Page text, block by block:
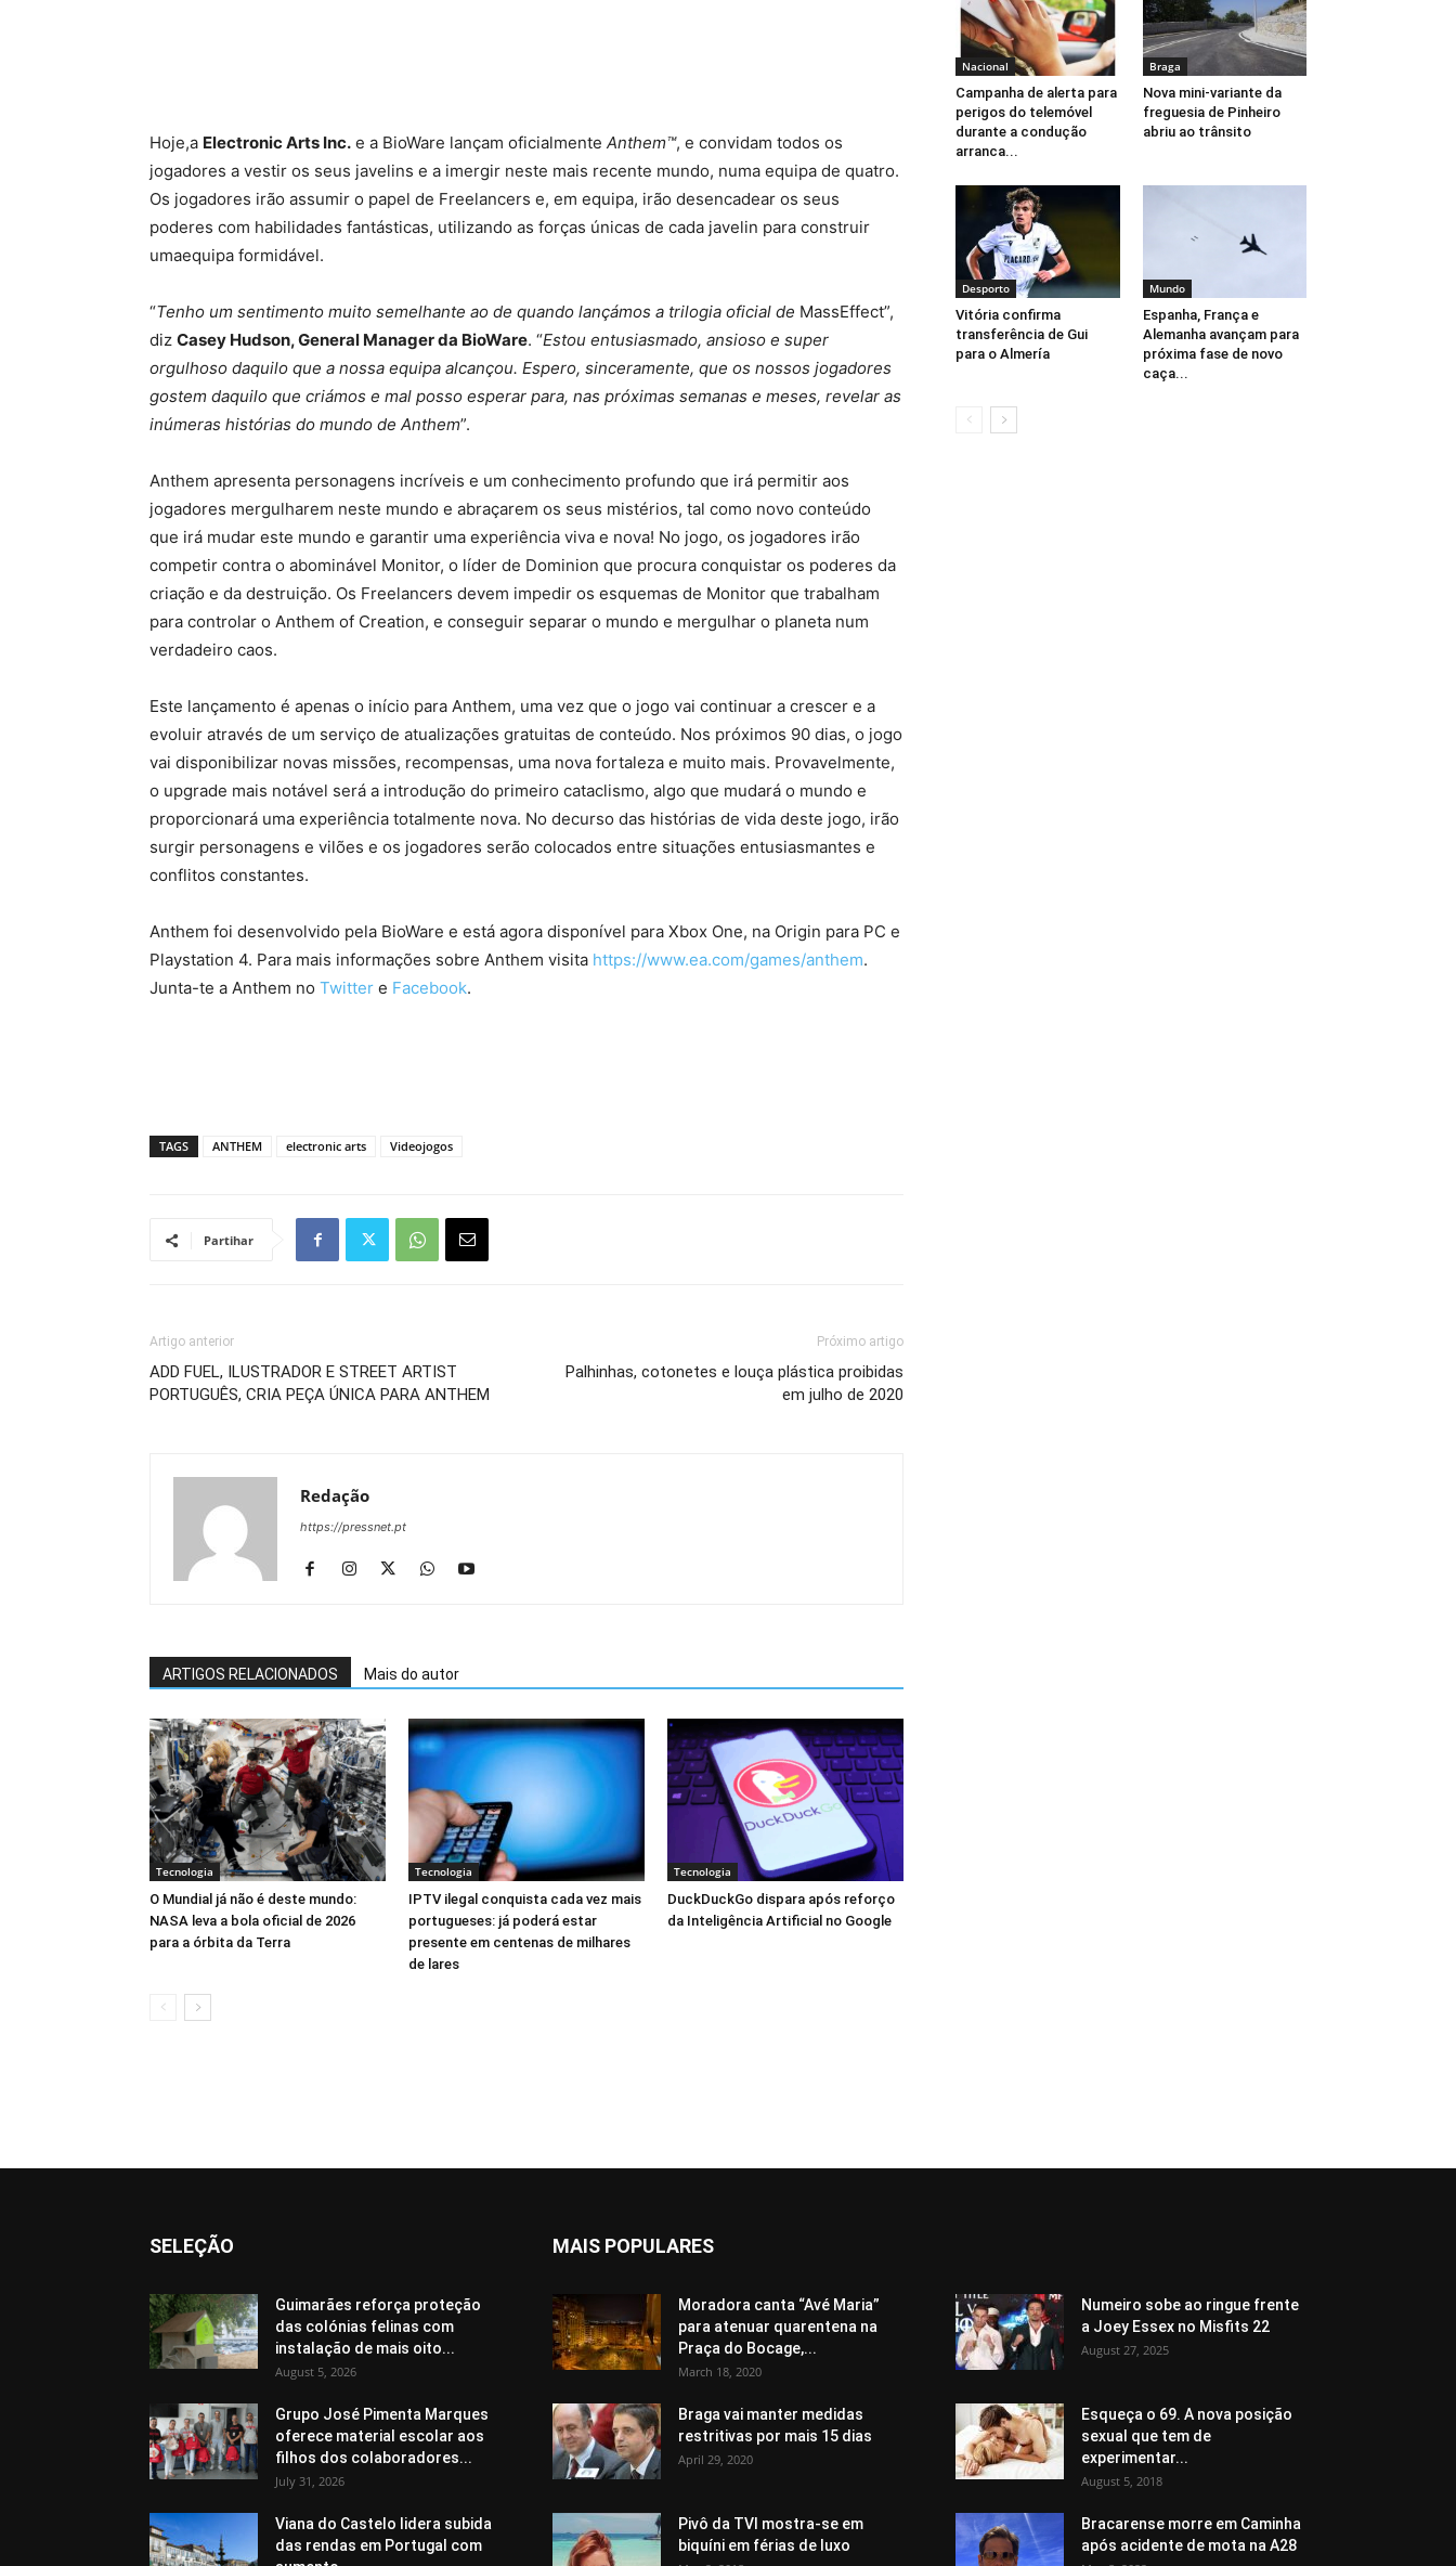
Hoje,a Electronic Arts Inc. e a BioWare lançam oficialmente Anthem™, e convidam todos os
jogadores a vestir os seus javelins e a imergir neste mais recente mundo, numa equipa de quatro.
Os jogadores irão assumir o papel de Freelancers e, em equipa, irão desencadear os seus
poderes com habilidades fantásticas, utilizando as forças únicas de cada javelin para construir
umaequipa formidável.
“Tenho um sentimento muito semelhante ao de quando lançámos a trilogia oficial de MassEffect”,
diz Casey Hudson, General Manager da BioWare. “Estou entusiasmado, ansioso e super
orgulhoso daquilo que a nossa equipa alcançou. Espero, sinceramente, que os nossos jogadores
gostem daquilo que criámos e mal posso esperar para, nas próximas semanas e meses, revelar as
inúmeras histórias do mundo de Anthem”.
Anthem apresenta personagens incríveis e um conhecimento profundo que irá permitir aos
jogadores mergulharem neste mundo e abraçarem os seus mistérios, tal como novo conteúdo
que irá mudar este mundo e garantir uma experiência viva e nova! No jogo, os jogadores irão
competir contra o abominável Monitor, o líder de Dominion que procura conquistar os poderes da
criação e da destruição. Os Freelancers devem impedir os esquemas de Monitor que trabalham
para controlar o Anthem of Creation, e conseguir separar o mundo e mergulhar o planeta num
verdadeiro caos.
Este lançamento é apenas o início para Anthem, uma vez que o jogo vai continuar a crescer e a
evoluir através de um serviço de atualizações gratuitas de conteúdo. Nos próximos 90 dias, o jogo
vai disponibilizar novas missões, recompensas, uma nova fortaleza e muito mais. Provavelmente,
o upgrade mais notável será a introdução do primeiro cataclismo, algo que mudará o mundo e
proporcionará uma experiência totalmente nova. No decurso das histórias de vida deste jogo, irão
surgir personagens e vilões e os jogadores serão colocados entre situações entusiasmantes e
conflitos constantes.
Anthem foi desenvolvido pela BioWare e está agora disponível para Xbox One, na Origin para PC e
Playstation 4. Para mais informações sobre Anthem visita https://www.ea.com/games/anthem.
Junta-te a Anthem no Twitter e Facebook.
TAGS ANTHEM electronic arts Videojogos
Partihar
Artigo anterior
ADD FUEL, ILUSTRADOR E STREET ARTIST
PORTUGUÊS, CRIA PEÇA ÚNICA PARA ANTHEM
Próximo artigo
Palhinhas, cotonetes e louça plástica proibidas
em julho de 2020
Redação
https://pressnet.pt
ARTIGOS RELACIONADOS Mais do autor
Tecnologia
O Mundial já não é deste mundo:
NASA leva a bola oficial de 2026
para a órbita da Terra
Tecnologia
IPTV ilegal conquista cada vez mais
portugueses: já poderá estar
presente em centenas de milhares
de lares
Tecnologia
DuckDuckGo dispara após reforço
da Inteligência Artificial no Google
Nacional
Campanha de alerta para
perigos do telemóvel
durante a condução
arranca...
Braga
Nova mini-variante da
freguesia de Pinheiro
abriu ao trânsito
Desporto
Vitória confirma
transferência de Gui
para o Almería
Mundo
Espanha, França e
Alemanha avançam para
próxima fase de novo
caça...
SELEÇÃO
Guimarães reforça proteção
das colónias felinas com
instalação de mais oito...
August 5, 2026
Grupo José Pimenta Marques
oferece material escolar aos
filhos dos colaboradores...
July 31, 2026
Viana do Castelo lidera subida
das rendas em Portugal com
MAIS POPULARES
Moradora canta “Avé Maria”
para atenuar quarentena na
Praça do Bocage,...
March 18, 2020
Numeiro sobe ao ringue frente
a Joey Essex no Misfits 22
August 27, 2025
Braga vai manter medidas
restritivas por mais 15 dias
April 29, 2020
Esqueça o 69. A nova posição
sexual que tem de
experimentar...
August 5, 2018
Pivô da TVI mostra-se em
biquíni em férias de luxo
Bracarense morre em Caminha
após acidente de mota na A28